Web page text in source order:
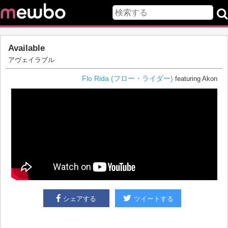
Available
アヴェイラブル
Flo Rida (フロー・ライダー) featuring Akon
シェアする ツイートする